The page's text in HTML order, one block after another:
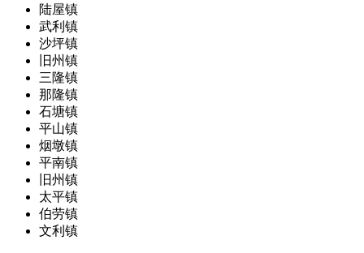
陆屋镇
武利镇
沙坪镇
旧州镇
三隆镇
那隆镇
石塘镇
平山镇
烟墩镇
平南镇
旧州镇
太平镇
伯劳镇
文利镇